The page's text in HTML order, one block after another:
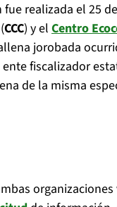
realizada el 25
(CCC) y el Centro
jorobada
fiscalizador
de la misma